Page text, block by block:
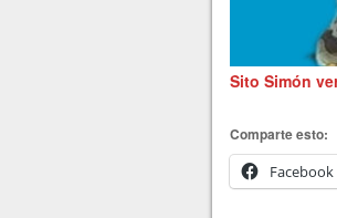
Sito Simón
Comparte esto:
Facebook